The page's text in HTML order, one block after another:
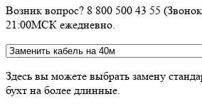
Возник вопрос? 8 800 500 43 55
21:00МСК ежедневно.
Здесь вы можете выбрать замену
бухт на более длинные.